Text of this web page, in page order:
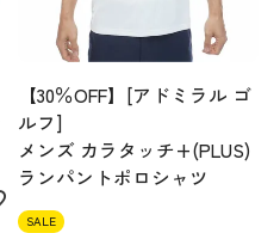
【30％OFF】[アドミラル ゴ
ルフ]
メンズ カラタッチ+(PLUS)
ランパントポロシャツ
SALE